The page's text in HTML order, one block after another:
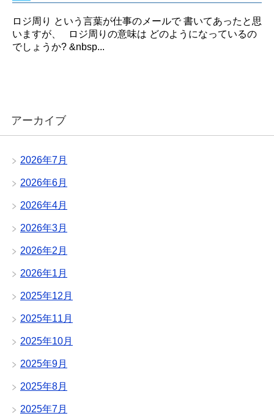
ロジ周り という言葉が仕事のメールで 書いてあったと思
いますが、 ロジ周りの意味は どのようになっているの
でしょうか? &nbsp...
アーカイブ
2026年7月
2026年6月
2026年4月
2026年3月
2026年2月
2026年1月
2025年12月
2025年11月
2025年10月
2025年9月
2025年8月
2025年7月